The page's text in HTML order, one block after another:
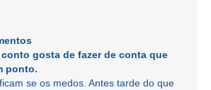
gosta de fazer de conta que
ponto.
se os medos. Antes tarde do que